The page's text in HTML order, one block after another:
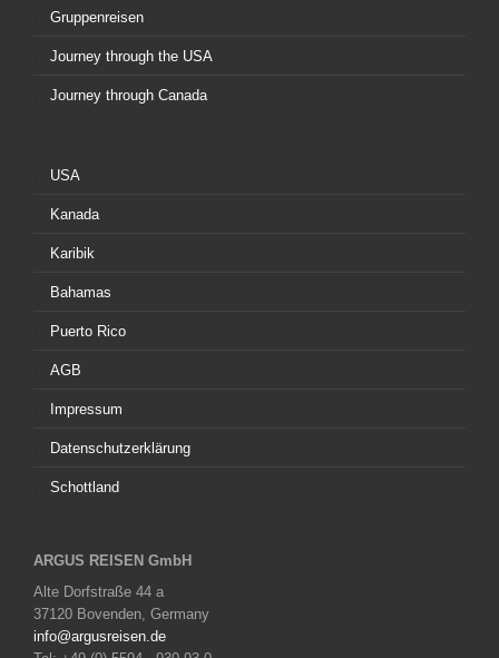
Gruppenreisen
Journey through the USA
Journey through Canada
USA
Kanada
Karibik
Bahamas
Puerto Rico
AGB
Impressum
Datenschutzerklärung
Schottland
ARGUS REISEN GmbH
Alte Dorfstraße 44 a
37120 Bovenden, Germany
info@argusreisen.de